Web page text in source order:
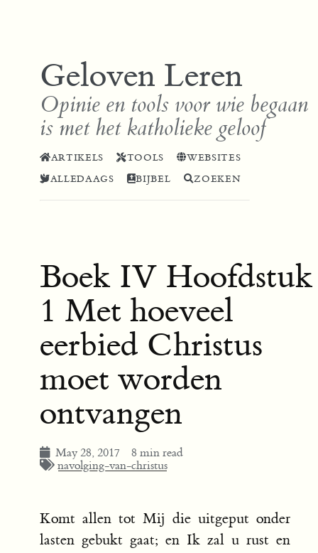
Geloven Leren
Opinie en tools voor wie begaan
is met het katholieke geloof
ARTIKELS TOOLS
WEBSITES
ALLEDAAGS
BIJBEL ZOEKEN
Boek IV Hoofdstuk
1 Met hoeveel
eerbied Christus
moet worden
ontvangen
May 28, 2017
8 min read
navolging-van-christus
Komt allen tot Mij die uitgeput onder
lasten gebukt gaat; en Ik zal u rust en